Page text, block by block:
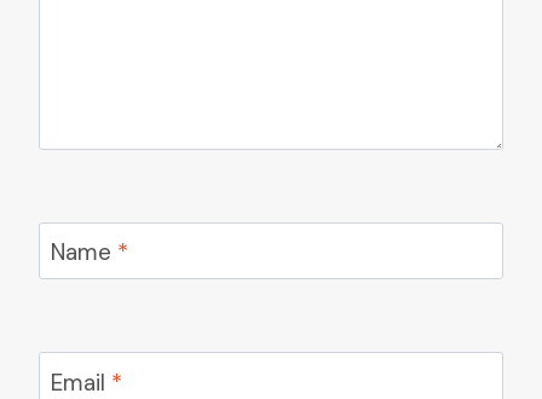
Name *
Email *